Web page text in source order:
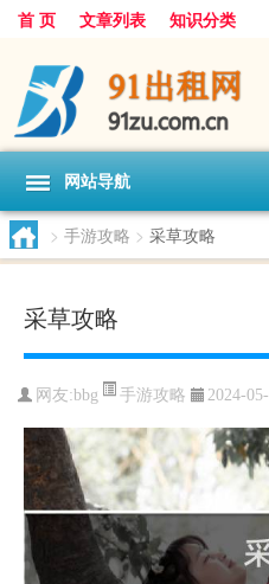
首 页 文章列表 知识分类
网站导航
> 手游攻略 > 采草攻略
采草攻略
网友:bbg 手游攻略 2024-